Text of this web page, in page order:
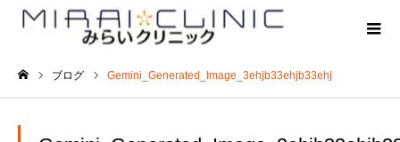
ブログ Gemini_Generated_Image_3ehjb33ehjb33ehj